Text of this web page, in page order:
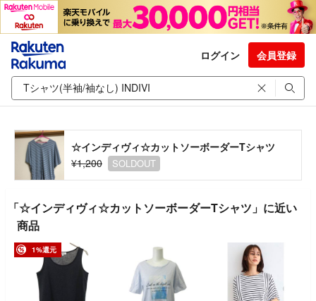
ログイン 会員登録
☆インディヴィ☆カットソーボーダーTシャツ
¥1,200
SOLDOUT
「☆インディヴィ☆カットソーボーダーTシャツ」に近い
商品
1%還元